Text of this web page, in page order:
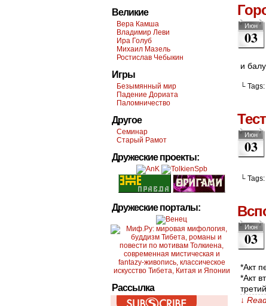
Великие
Вера Камша
Владимир Леви
Ира Голуб
Михаил Мазель
Ростислав Чебыкин
Игры
Безымянный мир
Падение Дориата
Паломничество
Другое
Семинар
Старый Рамот
Дружеские проекты:
Дружеские порталы:
Рассылка
Июн
03
и
└ Tags:
Июн
03
└ Tags:
Июн
03
*Акт
*Акт
↓